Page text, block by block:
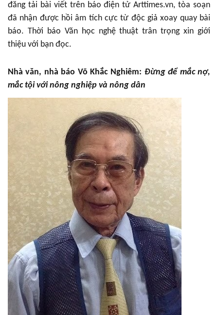
đăng tải bài viết trên báo điện tử Arttimes.vn, tòa soạn
đã nhận được hồi âm tích cực từ độc giả xoay quay bài
báo. Thời báo Văn học nghệ thuật trân trọng xin giới
thiệu với bạn đọc.
Nhà văn, nhà báo Võ Khắc Nghiêm: Đừng để mắc nợ,
mắc tội với nông nghiệp và nông dân